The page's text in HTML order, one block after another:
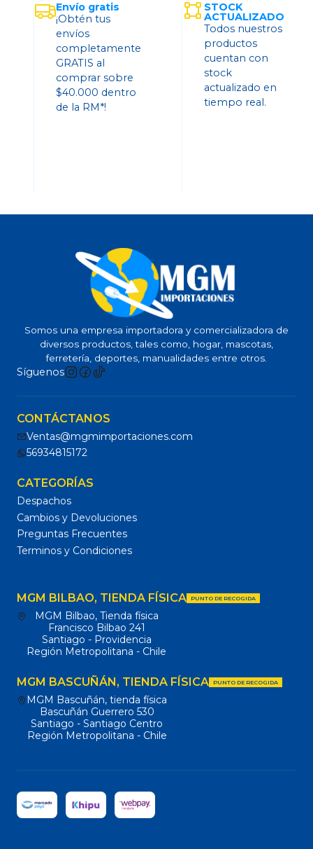
Envío gratis
¡Obtén tus
envíos
completamente
GRATIS al
comprar sobre
$40.000 dentro
de la RM*!
STOCK
ACTUALIZADO
Todos nuestros
productos
cuentan con
stock
actualizado en
tiempo real.
Somos una empresa importadora y comercializadora de
diversos productos, tales como, hogar, mascotas,
ferretería, deportes, manualidades entre otros.
Síguenos
CONTÁCTANOS
Ventas@mgmimportaciones.com
56934815172
CATEGORÍAS
Despachos
Cambios y Devoluciones
Preguntas Frecuentes
Terminos y Condiciones
MGM BILBAO, TIENDA FÍSICA PUNTO DE RECOGIDA
MGM Bilbao, Tienda física
Francisco Bilbao 241
Santiago - Providencia
Región Metropolitana - Chile
MGM BASCUÑÁN, TIENDA FÍSICA PUNTO DE RECOGIDA
MGM Bascuñán, tienda física
Bascuñán Guerrero 530
Santiago - Santiago Centro
Región Metropolitana - Chile